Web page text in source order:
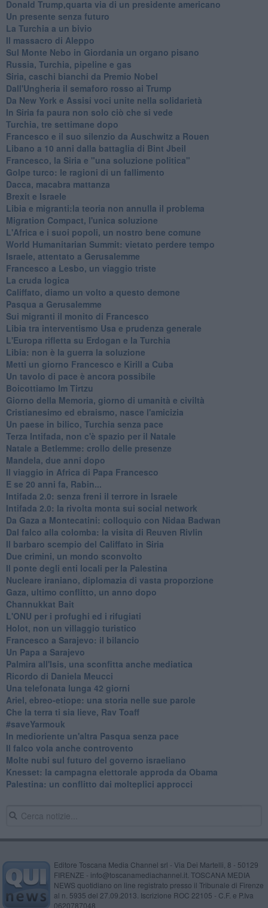
Donald Trump,quarta via di un presidente americano
Un presente senza futuro
La Turchia a un bivio
Il massacro di Aleppo
Sul Monte Nebo in Giordania un organo pisano
Russia, Turchia, pipeline e gas
Siria, caschi bianchi da Premio Nobel
Dall'Ungheria il semaforo rosso ai Trump
Da New York e Assisi voci unite nella solidarietà
In Siria fa paura non solo ciò che si vede
Turchia, tre settimane dopo
Francesco e il suo silenzio da Auschwitz a Rouen
Libano a 10 anni dalla battaglia di Bint Jbeil
Francesco, la Siria e "una soluzione politica"
Golpe turco: le ragioni di un fallimento
Dacca, macabra mattanza
Brexit e Israele
Libia e migranti:la teoria non annulla il problema
Migration Compact, l'unica soluzione
L'Africa e i suoi popoli, un nostro bene comune
World Humanitarian Summit: vietato perdere tempo
Israele, attentato a Gerusalemme
Francesco a Lesbo, un viaggio triste
La cruda logica
Califfato, diamo un volto a questo demone
Pasqua a Gerusalemme
Sui migranti il monito di Francesco
Libia tra interventismo Usa e prudenza generale
L'Europa rifletta su Erdogan e la Turchia
Libia: non è la guerra la soluzione
Metti un giorno Francesco e Kirill a Cuba
Un tavolo di pace è ancora possibile
Boicottiamo Im Tirtzu
Giorno della Memoria, giorno di umanità e civiltà
Cristianesimo ed ebraismo, nasce l'amicizia
Un paese in bilico, Turchia senza pace
Terza Intifada, non c'è spazio per il Natale
Natale a Betlemme: crollo delle presenze
Mandela, due anni dopo
Il viaggio in Africa di Papa Francesco
E se 20 anni fa, Rabin...
Intifada 2.0: senza freni il terrore in Israele
Intifada 2.0: la rivolta monta sui social network
Da Gaza a Montecatini: colloquio con Nidaa Badwan
Dal falco alla colomba: la visita di Reuven Rivlin
Il barbaro scempio del Califfato in Siria
Due crimini, un mondo sconvolto
Il ponte degli enti locali per la Palestina
Nucleare iraniano, diplomazia di vasta proporzione
Gaza, ultimo conflitto, un anno dopo
Channukkat Bait
L'ONU per i profughi ed i rifugiati
Holot, non un villaggio turistico
Francesco a Sarajevo: il bilancio
Un Papa a Sarajevo
Palmira all'Isis, una sconfitta anche mediatica
Ricordo di Daniela Meucci
​Una telefonata lunga 42 giorni
​Ariel, ebreo-etiope: una storia nelle sue parole
Che la terra ti sia lieve, Rav Toaff
​#saveYarmouk
​In medioriente un'altra Pasqua senza pace
​Il falco vola anche controvento
Molte nubi sul futuro del governo israeliano
Knesset: la campagna elettorale approda da Obama
Palestina: un conflitto dai molteplici approcci
Editore Toscana Media Channel srl - Via Dei Martelli, 8 - 50129
FIRENZE - info@toscanamediachannel.it. TOSCANA MEDIA
NEWS quotidiano on line registrato presso il Tribunale di Firenze
al n. 5935 del 27.09.2013. Iscrizione ROC 22105 - C.F. e P.Iva
0620787048